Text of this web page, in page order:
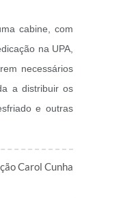
cabine, com
na UPA,
necessários
a distribuir os
e outras
Carol Cunha